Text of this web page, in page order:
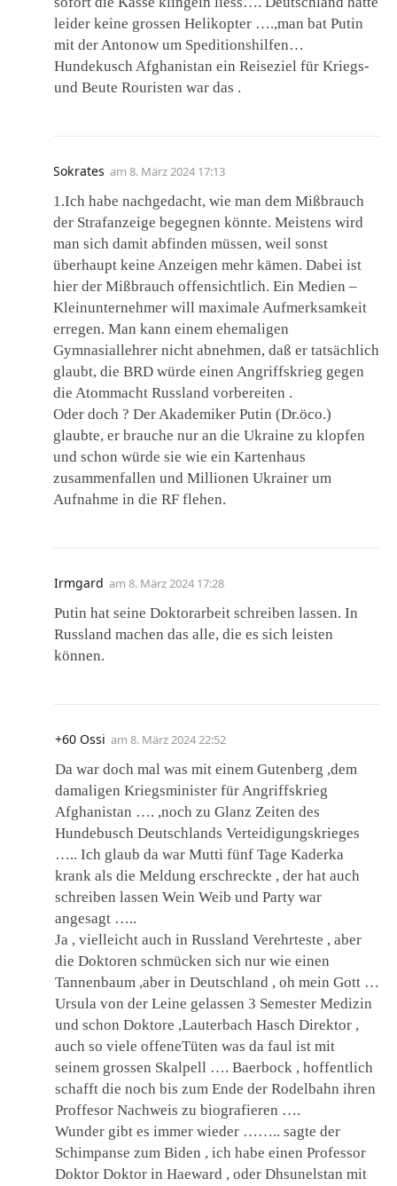
leider keine grossen Helikopter ….,man bat Putin
mit der Antonow um Speditionshilfen…
Hundekusch Afghanistan ein Reiseziel für Kriegs-
und Beute Rouristen war das .
Sokrates am 8. März 2024 17:13
1.Ich habe nachgedacht, wie man dem Mißbrauch
der Strafanzeige begegnen könnte. Meistens wird
man sich damit abfinden müssen, weil sonst
überhaupt keine Anzeigen mehr kämen. Dabei ist
hier der Mißbrauch offensichtlich. Ein Medien –
Kleinunternehmer will maximale Aufmerksamkeit
erregen. Man kann einem ehemaligen
Gymnasiallehrer nicht abnehmen, daß er tatsächlich
glaubt, die BRD würde einen Angriffskrieg gegen
die Atommacht Russland vorbereiten .
Oder doch ? Der Akademiker Putin (Dr.öco.)
glaubte, er brauche nur an die Ukraine zu klopfen
und schon würde sie wie ein Kartenhaus
zusammenfallen und Millionen Ukrainer um
Aufnahme in die RF flehen.
Irmgard am 8. März 2024 17:28
Putin hat seine Doktorarbeit schreiben lassen. In
Russland machen das alle, die es sich leisten
können.
+60 Ossi am 8. März 2024 22:52
Da war doch mal was mit einem Gutenberg ,dem
damaligen Kriegsminister für Angriffskrieg
Afghanistan …. ,noch zu Glanz Zeiten des
Hundebusch Deutschlands Verteidigungskrieges
….. Ich glaub da war Mutti fünf Tage Kaderka
krank als die Meldung erschreckte , der hat auch
schreiben lassen Wein Weib und Party war
angesagt …..
Ja , vielleicht auch in Russland Verehrteste , aber
die Doktoren schmücken sich nur wie einen
Tannenbaum ,aber in Deutschland , oh mein Gott …
Ursula von der Leine gelassen 3 Semester Medizin
und schon Doktore ,Lauterbach Hasch Direktor ,
auch so viele offeneTüten was da faul ist mit
seinem grossen Skalpell …. Baerbock , hoffentlich
schafft die noch bis zum Ende der Rodelbahn ihren
Proffesor Nachweis zu biografieren ….
Wunder gibt es immer wieder …….. sagte der
Schimpanse zum Biden , ich habe einen Professor
Doktor Doktor in Haeward , oder Dhsunelstan mit